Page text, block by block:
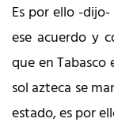
Es por ello -
ese acuerdo y
que en Tabasco
sol azteca se
estado, es por